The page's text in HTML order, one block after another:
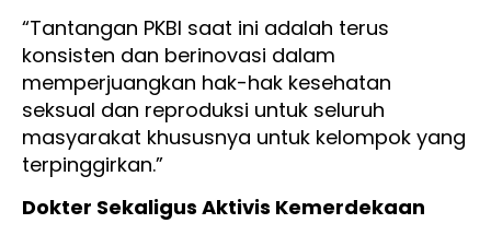
“Tantangan PKBI saat ini adalah terus
konsisten dan berinovasi dalam
memperjuangkan hak-hak kesehatan
seksual dan reproduksi untuk seluruh
masyarakat khususnya untuk kelompok yang
terpinggirkan.”
Dokter Sekaligus Aktivis Kemerdekaan